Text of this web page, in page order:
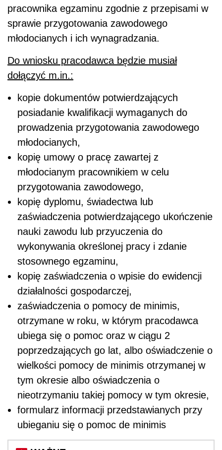
pracownika egzaminu zgodnie z przepisami w
sprawie przygotowania zawodowego
młodocianych i ich wynagradzania.
Do wniosku pracodawca będzie musiał
dołączyć m.in.:
kopie dokumentów potwierdzających
posiadanie kwalifikacji wymaganych do
prowadzenia przygotowania zawodowego
młodocianych,
kopię umowy o pracę zawartej z
młodocianym pracownikiem w celu
przygotowania zawodowego,
kopię dyplomu, świadectwa lub
zaświadczenia potwierdzającego ukończenie
nauki zawodu lub przyuczenia do
wykonywania określonej pracy i zdanie
stosownego egzaminu,
kopię zaświadczenia o wpisie do ewidencji
działalności gospodarczej,
zaświadczenia o pomocy de minimis,
otrzymane w roku, w którym pracodawca
ubiega się o pomoc oraz w ciągu 2
poprzedzających go lat, albo oświadczenie o
wielkości pomocy de minimis otrzymanej w
tym okresie albo oświadczenia o
nieotrzymaniu takiej pomocy w tym okresie,
formularz informacji przedstawianych przy
ubieganiu się o pomoc de minimis